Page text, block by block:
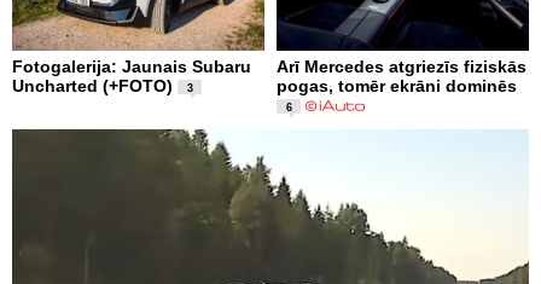
Fotogalerija: Jaunais Subaru
Uncharted (+FOTO)
3
Arī Mercedes atgriezīs fiziskās
pogas, tomēr ekrāni dominēs
6